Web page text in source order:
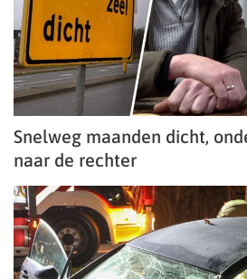
Snelweg maanden dicht,
naar de rechter